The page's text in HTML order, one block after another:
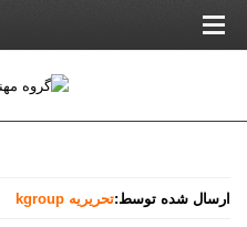
ارسال شده توسط:تحریریه kgroup